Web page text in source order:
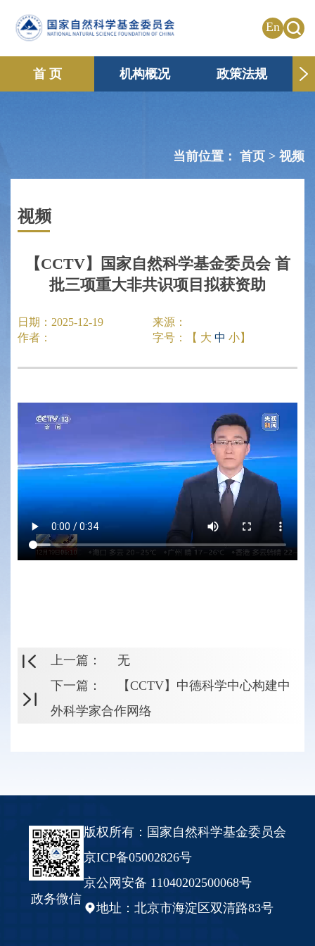
En
首 页 机构概况 政策法规
当前位置： 首页 > 视频
视频
【CCTV】国家自然科学基金委员会 首
批三项重大非共识项目拟获资助
日期： 2025-12-19
来源：
作者：
字号：【 大 中 小】
上一篇：
无
下一篇：
【CCTV】中德科学中心构建中
外科学家合作网络
政务微信
版权所有：国家自然科学基金委员会
京ICP备05002826号
京公网安备 11040202500068号
地址：北京市海淀区双清路83号